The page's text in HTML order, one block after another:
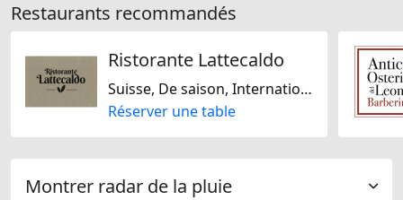
Restaurants recommandés
Ristorante Lattecaldo
Suisse, De saison, Internationale, Régionale, Française, Italienne, Méditarranéenne, Sans lactose, Sans gluten
Réserver une table
Montrer radar de la pluie